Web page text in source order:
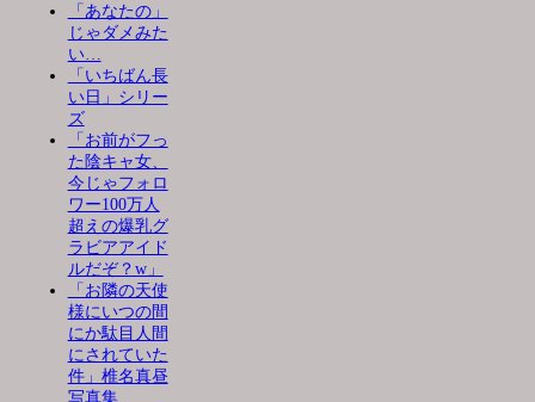
「あなたの」
じゃダメみた
い…
「いちばん長
い日」シリー
ズ
「お前がフっ
た陰キャ女、
今じゃフォロ
ワー100万人
超えの爆乳グ
ラビアアイド
ルだぞ？w」
「お隣の天使
様にいつの間
にか駄目人間
にされていた
件」椎名真昼
写真集